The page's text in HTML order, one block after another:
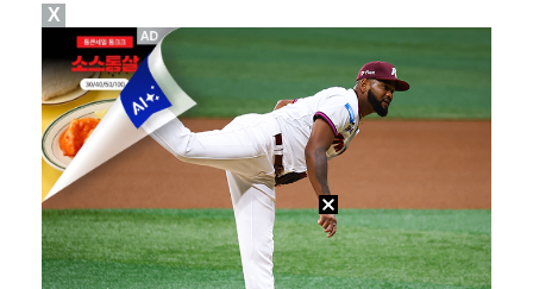
[ST포토] 정지효, 반가운 손인사
[ST포토] 더울 때 만나는 아이스쇼
[ST포토] 정지효, 홀컵으로 쏙~
[ST포토] 마서영, 나이스 퍼팅
X